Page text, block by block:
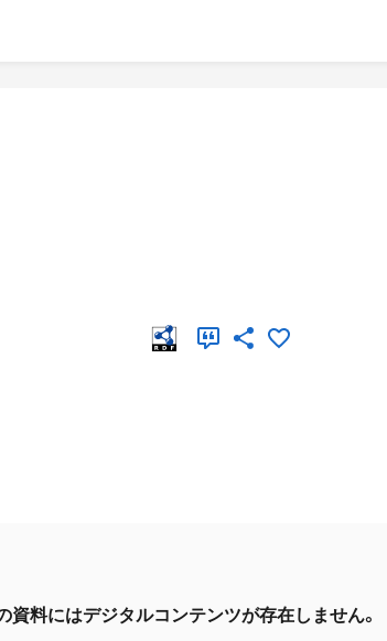
資料にはデジタルコンテンツが存在しません。